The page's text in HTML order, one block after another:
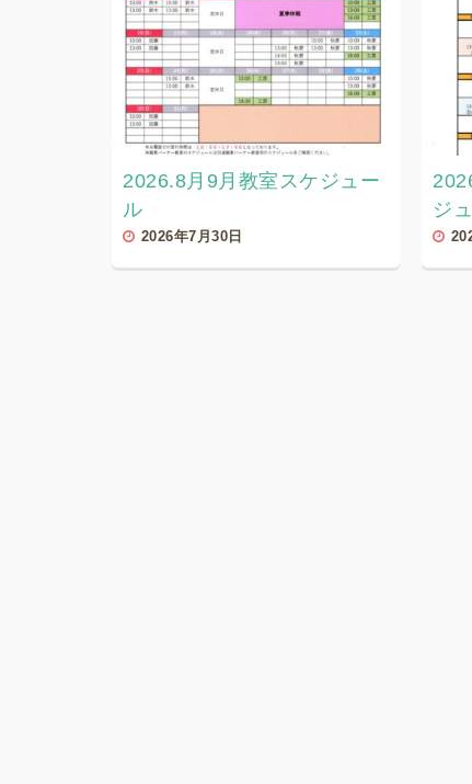
2026.8月9月教室スケジュー
ル
2026年7月30日
ジ